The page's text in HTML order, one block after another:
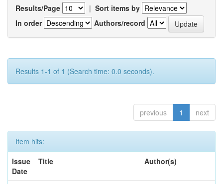
Results/Page | Sort items by
In order
Authors/record
Results 1-1 of 1 (Search time: 0.0 seconds).
previous 1 next
Item hits:
Issue
Date
Title Author(s)